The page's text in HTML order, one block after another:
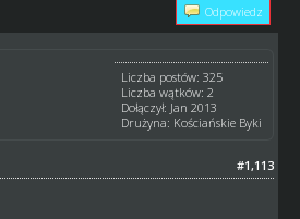
Odpowiedz
Liczba postów: 325
Liczba wątków: 2
Dołączył: Jan 2013
Drużyna: Kościańskie Byki
#1,113